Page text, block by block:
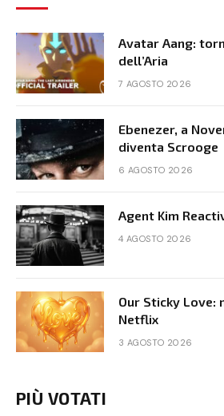
Avatar Aang:
dell’Aria
7 AGOSTO 2026
Ebenezer, a
diventa Scrooge
6 AGOSTO 2026
Agent Kim
4 AGOSTO 2026
Our Sticky Love:
Netflix
3 AGOSTO 2026
PIÙ VOTATI